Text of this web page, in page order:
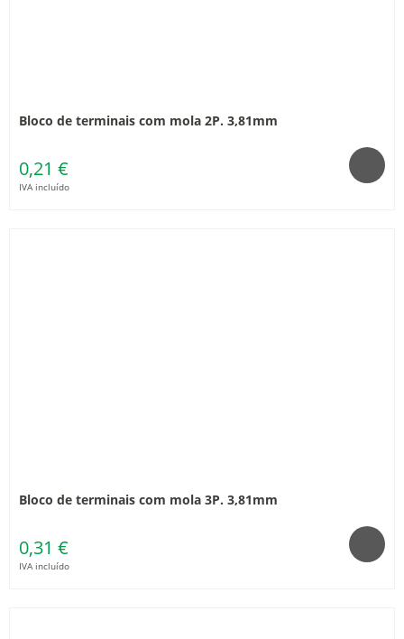
Bloco de terminais com mola 2P. 3,81mm
0,21 €
IVA incluído
Bloco de terminais com mola 3P. 3,81mm
0,31 €
IVA incluído